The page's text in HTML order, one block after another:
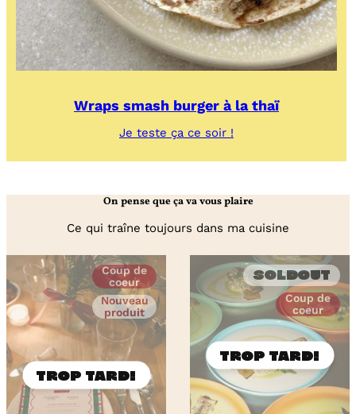
Wraps smash burger à la thaï
Je teste ça ce soir !
smash
la
On pense que ça va vous plaire
Ce qui traîne toujours dans ma cuisine
Coup de
coeur
Nouveau
produit
Soldout
Coup de
coeur